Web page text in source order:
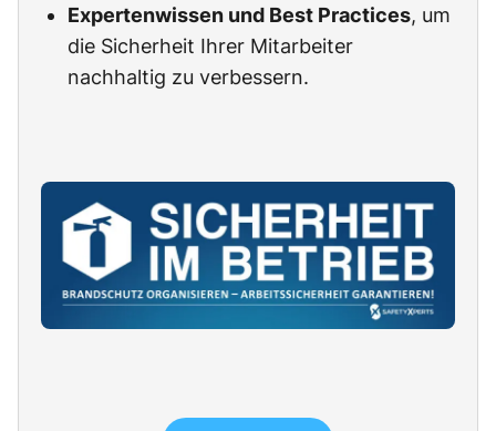
Expertenwissen und Best Practices, um
die Sicherheit Ihrer Mitarbeiter
nachhaltig zu verbessern.